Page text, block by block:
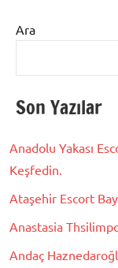
Ara
Son Yazılar
Anadolu Yakası
Keşfedin.
Ataşehir Escort
Anastasia
Andaç